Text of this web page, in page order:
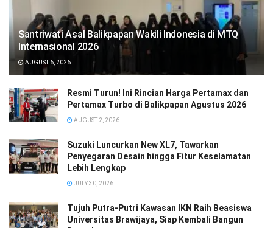
Santriwati Asal Balikpapan Wakili Indonesia di MTQ
Internasional 2026
AUGUST 6, 2026
Resmi Turun! Ini Rincian Harga Pertamax dan
Pertamax Turbo di Balikpapan Agustus 2026
AUGUST 2, 2026
Suzuki Luncurkan New XL7, Tawarkan
Penyegaran Desain hingga Fitur Keselamatan
Lebih Lengkap
JULY 30, 2026
Tujuh Putra-Putri Kawasan IKN Raih Beasiswa
Universitas Brawijaya, Siap Kembali Bangun